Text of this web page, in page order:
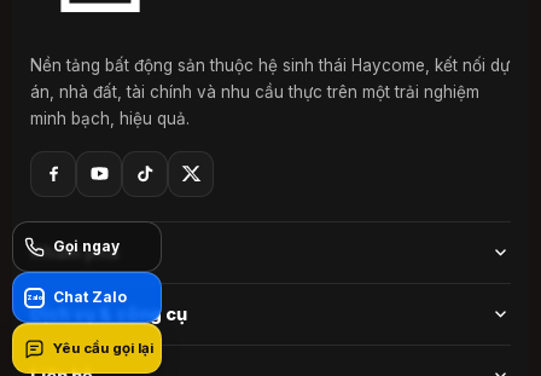
Gọi ngay
Zalo Chat Zalo
Yêu cầu gọi lại
Nền tảng bất động sản thuộc hệ sinh thái Haycome, kết nối dự
án, nhà đất, tài chính và nhu cầu thực trên một trải nghiệm
minh bạch, hiệu quả.
Khám phá
Dự án
Nổi bật
Dịch vụ & công cụ
Đăng ký nhu cầu